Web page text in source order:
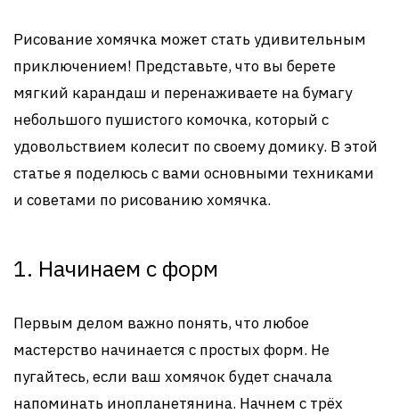
Рисование хомячка может стать удивительным
приключением! Представьте, что вы берете
мягкий карандаш и перенаживаете на бумагу
небольшого пушистого комочка, который с
удовольствием колесит по своему домику. В этой
статье я поделюсь с вами основными техниками
и советами по рисованию хомячка.
1. Начинаем с форм
Первым делом важно понять, что любое
мастерство начинается с простых форм. Не
пугайтесь, если ваш хомячок будет сначала
напоминать инопланетянина. Начнем с трёх